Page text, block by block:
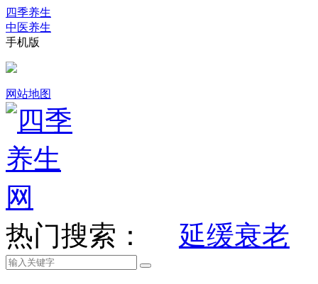
四季养生
中医养生
手机版
网站地图
热门搜索： 延缓衰老